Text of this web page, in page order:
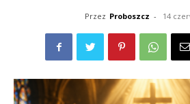
Przez Proboszcz - 14